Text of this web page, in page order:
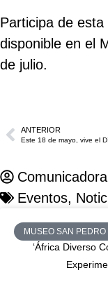
Participa de
disponible en el
de julio.
ANTERIOR
Comunicadora
Eventos,
MUSEO SAN PEDRO
‘África Diverso